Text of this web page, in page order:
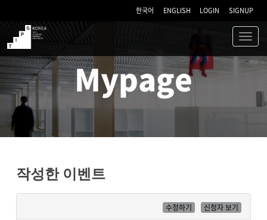
한국어 ENGLISH LOGIN SIGNUP
TIPS
Mypage
작성한 이벤트
수정하기 신청자 보기